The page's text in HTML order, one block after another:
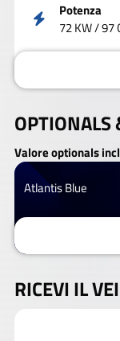
Potenza
72 KW / 97
OPTIONALS
Valore optionals
Atlantis Blue
RICEVI IL